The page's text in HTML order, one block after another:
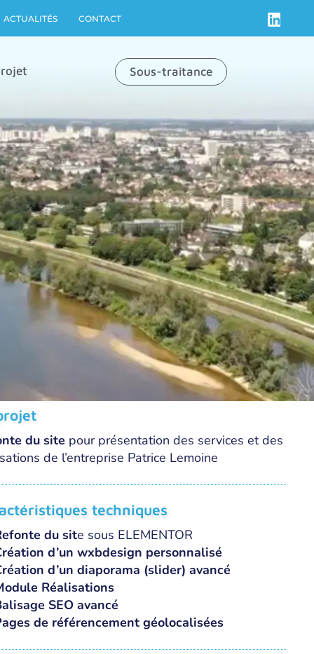
ACTUALITÉS CONTACT
Sous-traitance
du site pour présentation des services et des
de l’entreprise Patrice Lemoine
techniques
du site sous ELEMENTOR
d’un wxbdesign personnalisé
d’un diaporama (slider) avancé
Réalisations
SEO avancé
de référencement géolocalisées